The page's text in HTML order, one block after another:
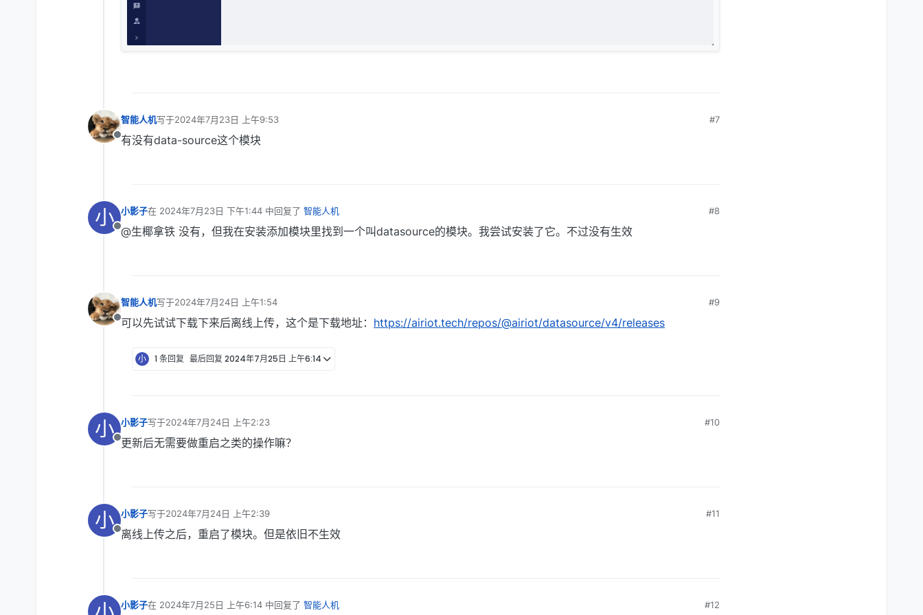
离线
智能人机写于2024年7月23日 上午9:53
最后由 编辑
#7
有没有data-source这个模块
小
离线
小影子在 2024年7月23日 下午1:44 中回复了 智能人机
最后由 编辑
#8
@生椰拿铁 没有，但我在安装添加模块里找到一个叫datasource的模块。我尝试安装了它。不过没有生效
离线
智能人机写于2024年7月24日 上午1:54
最后由 编辑
#9
可以先试试下载下来后离线上传，这个是下载地址： https://airiot.tech/repos/@airiot/datasource/v4/releases
小 1 条回复 最后回复2024年7月25日 上午6:14
小
离线
小影子写于2024年7月24日 上午2:23
最后由 编辑
#10
更新后无需要做重启之类的操作嘛？
小
离线
小影子写于2024年7月24日 上午2:39
最后由 编辑
#11
离线上传之后，重启了模块。但是依旧不生效
小影子在 2024年7月25日 上午6:14 中回复了 智能人机
最后由 编辑
#12